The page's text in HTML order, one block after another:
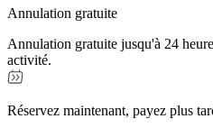
Annulation gratuite
Annulation gratuite jusqu'à 24
activité.
Réservez maintenant, payez plus